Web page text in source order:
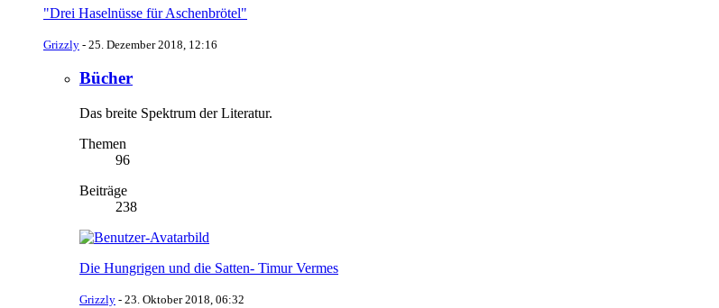
"Drei Haselnüsse für Aschenbrötel"
Grizzly - 25. Dezember 2018, 12:16
Bücher
Das breite Spektrum der Literatur.
Themen
96
Beiträge
238
Die Hungrigen und die Satten- Timur Vermes
Grizzly - 23. Oktober 2018, 06:32